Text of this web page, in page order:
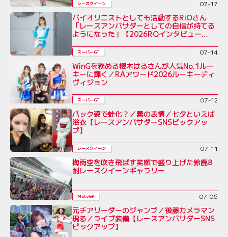
レースクイーン 07-17
バイオリニストとしても活動するRiOさん
「レースアンバサダーとしての自信が持てる
ようになった」【2026RQインタビュー
スーパーGT 07-14
WinGを務める櫻木はるさんが人気No.1ルー
キーに輝く／RAアワード2026ルーキーディ
ヴィジョン
スーパーGT 07-12
パック姿で蛙化？／素の表情／七夕といえば
浴衣【レースアンバサダーSNSピックアッ
プ】
レースクイーン 07-11
梅雨空を吹き飛ばす笑顔で盛り上げた鈴鹿8
耐レースクイーンギャラリー
MotoGP 07-06
元チアリーダーのジャンプ／後藤カメラマン
現る／ライブ装備【レースアンバサダーSNS
ピックアップ】